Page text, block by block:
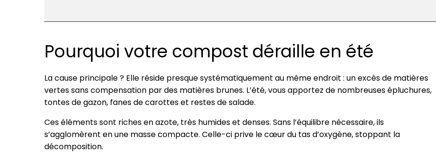
Pourquoi votre compost déraille en été
La cause principale ? Elle réside presque systématiquement au même endroit : un excès de matières
vertes sans compensation par des matières brunes. L’été, vous apportez de nombreuses épluchures,
tontes de gazon, fanes de carottes et restes de salade.
Ces éléments sont riches en azote, très humides et denses. Sans l’équilibre nécessaire, ils
s’agglomèrent en une masse compacte. Celle-ci prive le cœur du tas d’oxygène, stoppant la
décomposition.